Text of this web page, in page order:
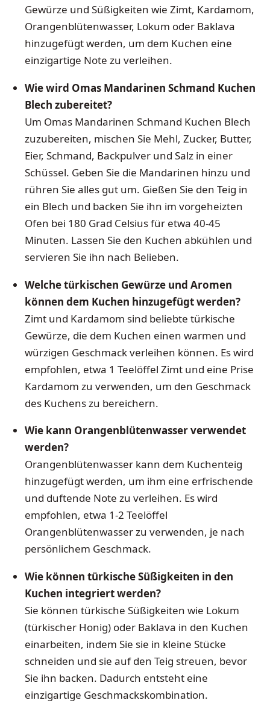
Gewürze und Süßigkeiten wie Zimt, Kardamom,
Orangenblütenwasser, Lokum oder Baklava
hinzugefügt werden, um dem Kuchen eine
einzigartige Note zu verleihen.
Wie wird Omas Mandarinen Schmand Kuchen
Blech zubereitet?
Um Omas Mandarinen Schmand Kuchen Blech
zuzubereiten, mischen Sie Mehl, Zucker, Butter,
Eier, Schmand, Backpulver und Salz in einer
Schüssel. Geben Sie die Mandarinen hinzu und
rühren Sie alles gut um. Gießen Sie den Teig in
ein Blech und backen Sie ihn im vorgeheizten
Ofen bei 180 Grad Celsius für etwa 40-45
Minuten. Lassen Sie den Kuchen abkühlen und
servieren Sie ihn nach Belieben.
Welche türkischen Gewürze und Aromen
können dem Kuchen hinzugefügt werden?
Zimt und Kardamom sind beliebte türkische
Gewürze, die dem Kuchen einen warmen und
würzigen Geschmack verleihen können. Es wird
empfohlen, etwa 1 Teelöffel Zimt und eine Prise
Kardamom zu verwenden, um den Geschmack
des Kuchens zu bereichern.
Wie kann Orangenblütenwasser verwendet
werden?
Orangenblütenwasser kann dem Kuchenteig
hinzugefügt werden, um ihm eine erfrischende
und duftende Note zu verleihen. Es wird
empfohlen, etwa 1-2 Teelöffel
Orangenblütenwasser zu verwenden, je nach
persönlichem Geschmack.
Wie können türkische Süßigkeiten in den
Kuchen integriert werden?
Sie können türkische Süßigkeiten wie Lokum
(türkischer Honig) oder Baklava in den Kuchen
einarbeiten, indem Sie sie in kleine Stücke
schneiden und sie auf den Teig streuen, bevor
Sie ihn backen. Dadurch entsteht eine
einzigartige Geschmackskombination.